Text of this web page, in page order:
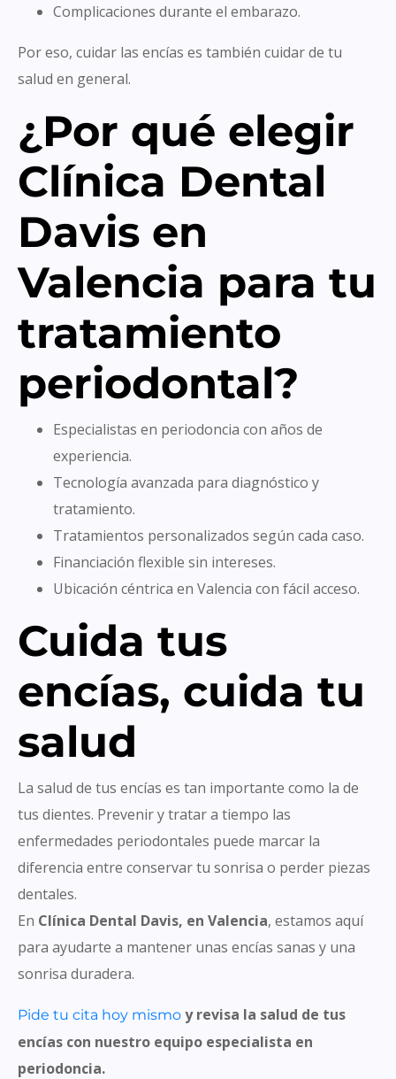
Complicaciones durante el embarazo.
Por eso, cuidar las encías es también cuidar de tu
salud en general.
¿Por qué elegir
Clínica Dental
Davis en
Valencia para tu
tratamiento
periodontal?
Especialistas en periodoncia con años de
experiencia.
Tecnología avanzada para diagnóstico y
tratamiento.
Tratamientos personalizados según cada caso.
Financiación flexible sin intereses.
Ubicación céntrica en Valencia con fácil acceso.
Cuida tus
encías, cuida tu
salud
La salud de tus encías es tan importante como la de
tus dientes. Prevenir y tratar a tiempo las
enfermedades periodontales puede marcar la
diferencia entre conservar tu sonrisa o perder piezas
dentales.
En Clínica Dental Davis, en Valencia, estamos aquí
para ayudarte a mantener unas encías sanas y una
sonrisa duradera.
Pide tu cita hoy mismo y revisa la salud de tus
encías con nuestro equipo especialista en
periodoncia.